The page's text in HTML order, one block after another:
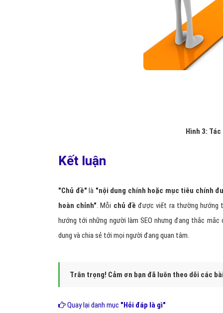
Hình 3:
Kết luận
"Chủ đề" là "nội dung chính hoặc mục tiêu chính
hoàn chỉnh". Mỗi chủ đề được viết ra thường hướng
hướng tới những người làm SEO nhưng đang thắc mắc
dung và chia sẻ tới mọi người đang quan tâm.
Trân trọng! Cảm ơn bạn đã luôn theo dõi các
Quay lại danh mục "Hỏi đáp là gì"